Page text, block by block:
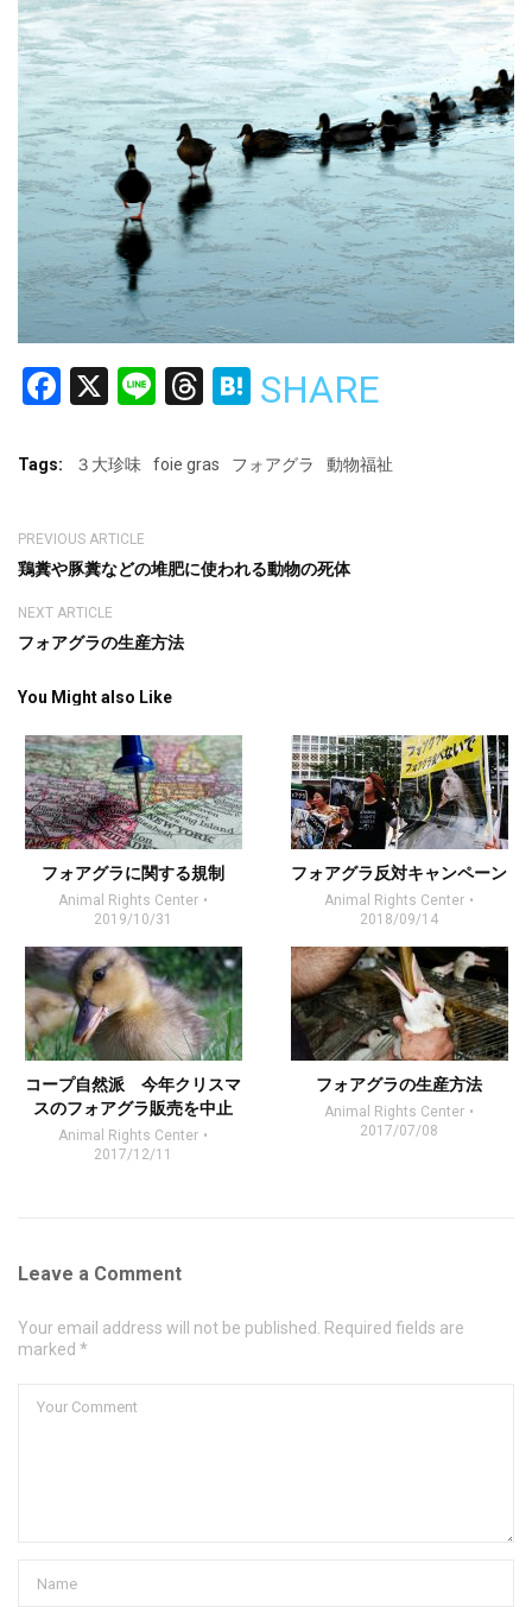
Facebook
X LineThreads
Hatena
SHARE
Tags: ３大珍味 foie gras フォアグラ 動物福祉
PREVIOUS ARTICLE
鶏糞や豚糞などの堆肥に使われる動物の死体
NEXT ARTICLE
フォアグラの生産方法
You Might also Like
フォアグラに関する規制
Animal Rights Center
2019/10/31
フォアグラ反対キャンペーン
Animal Rights Center
2018/09/14
コープ自然派 今年クリスマ
スのフォアグラ販売を中止
Animal Rights Center
2017/12/11
フォアグラの生産方法
Animal Rights Center
2017/07/08
Leave a Comment
Your email address will not be published. Required fields are
marked *